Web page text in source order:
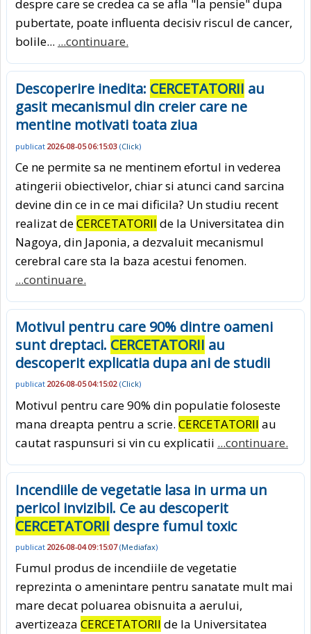
despre care se credea ca se afla "la pensie" dupa
pubertate, poate influenta decisiv riscul de cancer,
bolile... ...continuare.
Descoperire inedita: CERCETATORII au
gasit mecanismul din creier care ne
mentine motivati toata ziua
publicat 2026-08-05 06:15:03 (Click)
Ce ne permite sa ne mentinem efortul in vederea
atingerii obiectivelor, chiar si atunci cand sarcina
devine din ce in ce mai dificila? Un studiu recent
realizat deCERCETATORII de la Universitatea din
Nagoya, din Japonia, a dezvaluit mecanismul
cerebral care sta la baza acestui fenomen.
...continuare.
Motivul pentru care 90% dintre oameni
sunt dreptaci. CERCETATORII au
descoperit explicatia dupa ani de studii
publicat 2026-08-05 04:15:02 (Click)
Motivul pentru care 90% din populatie foloseste
mana dreapta pentru a scrie. CERCETATORII au
cautat raspunsuri si vin cu explicatii ...continuare.
Incendiile de vegetatie lasa in urma un
pericol invizibil. Ce au descoperit
CERCETATORII despre fumul toxic
publicat 2026-08-04 09:15:07(Mediafax)
Fumul produs de incendiile de vegetatie
reprezinta o amenintare pentru sanatate mult mai
mare decat poluarea obisnuita a aerului,
avertizeaza CERCETATORII de la Universitatea